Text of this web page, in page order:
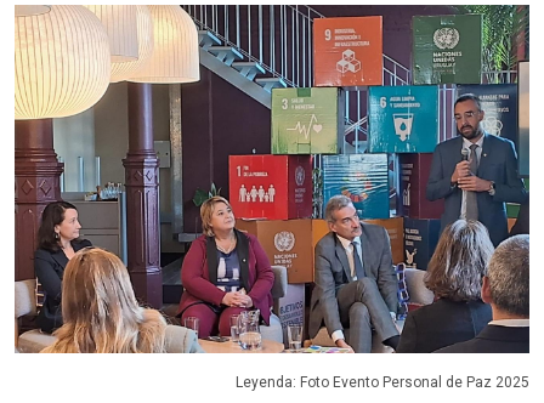
Leyenda: Foto Evento Personal de Paz 2025